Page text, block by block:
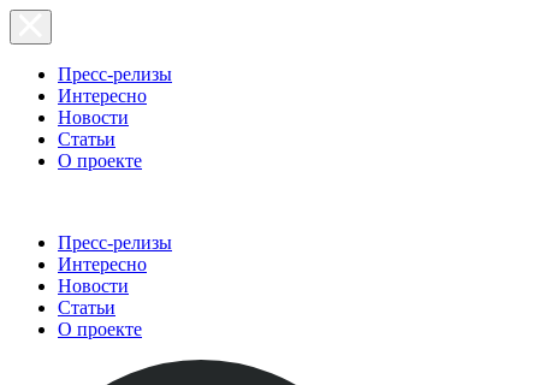
Пресс-релизы
Интересно
Новости
Статьи
О проекте
Пресс-релизы
Интересно
Новости
Статьи
О проекте